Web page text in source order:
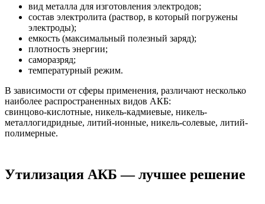
вид металла для изготовления электродов;
состав электролита (раствор, в который погружены
электроды);
емкость (максимальный полезный заряд);
плотность энергии;
саморазряд;
температурный режим.
В зависимости от сферы применения, различают несколько
наиболее распространенных видов АКБ:
свинцово-кислотные, никель-кадмиевые, никель-
металлогидридные, литий-ионные, никель-солевые, литий-
полимерные.
Утилизация АКБ — лучшее решение